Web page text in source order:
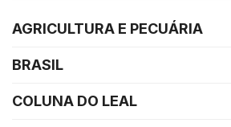
AGRICULTURA E PECUÁRIA
BRASIL
COLUNA DO LEAL